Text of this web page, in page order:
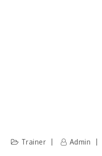
Trainer Admin